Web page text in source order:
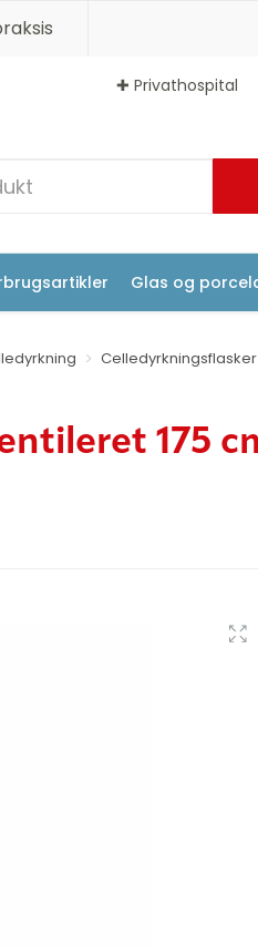
✚ Privathospital
Glas og
Celledyrkningsflasker
175